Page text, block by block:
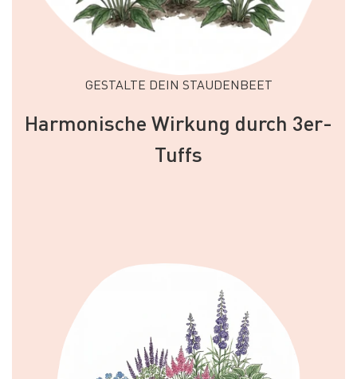
GESTALTE DEIN STAUDENBEET
Harmonische Wirkung durch 3er-
Tuffs